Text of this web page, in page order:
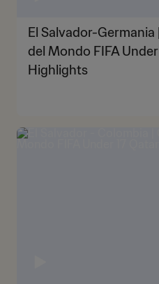
El Salvador-
del Mondo FIFA
Highlights